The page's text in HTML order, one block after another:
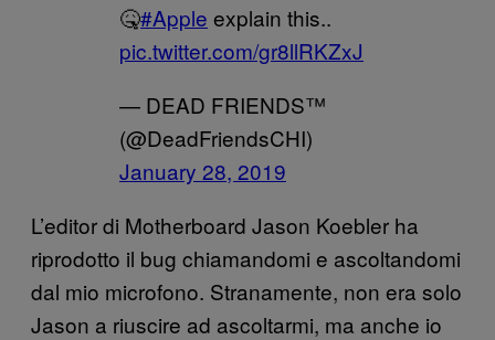
🤒#Apple explain this..
pic.twitter.com/gr8llRKZxJ
— DEAD FRIENDS™
(@DeadFriendsCHI)
January 28, 2019
L’editor di Motherboard Jason Koebler ha
riprodotto il bug chiamandomi e ascoltandomi
dal mio microfono. Stranamente, non era solo
Jason a riuscire ad ascoltarmi, ma anche io